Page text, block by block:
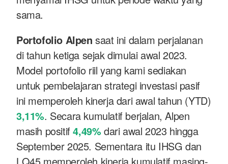
sama.
Portofolio Alpen saat ini dalam perjalanan
di tahun ketiga sejak dimulai awal 2023.
Model portofolio riil yang kami sediakan
untuk pembelajaran strategi investasi pasif
ini memperoleh kinerja dari awal tahun (YTD)
3,11%. Secara kumulatif berjalan, Alpen
masih positif4,49%dari awal 2023 hingga
September 2025. Sementara itu IHSG dan